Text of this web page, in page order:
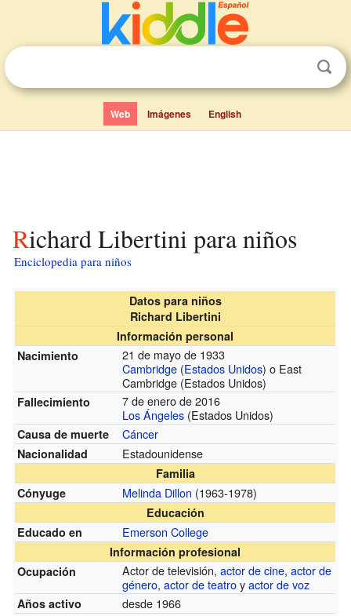
Web Imágenes English
Richard Libertini para niños
Enciclopedia para niños
Datos para niños
Richard Libertini
Información personal
Nacimiento
21 de mayo de 1933
Cambridge (Estados Unidos) o East
Cambridge (Estados Unidos)
Fallecimiento
7 de enero de 2016
Los Ángeles (Estados Unidos)
Causa de muerte Cáncer
Nacionalidad Estadounidense
Familia
Cónyuge
Melinda Dillon (1963-1978)
Educación
Educado en
Emerson College
Información profesional
Ocupación
Actor de televisión,actor de cine,actor de
género,actor de teatroyactor de voz
Años activo desde 1966